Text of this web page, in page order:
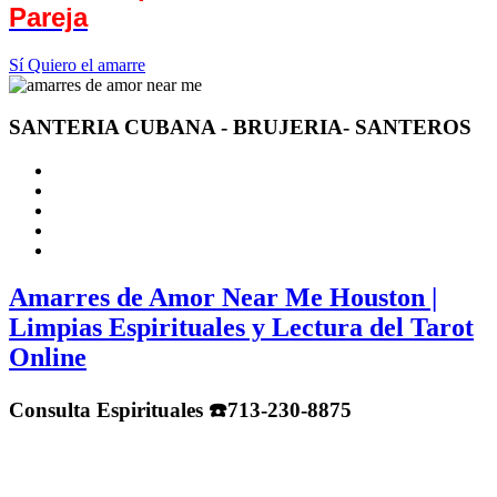
Pareja
Sí Quiero el amarre
SANTERIA CUBANA - BRUJERIA- SANTEROS
Amarres de Amor Near Me Houston |
Limpias Espirituales y Lectura del Tarot
Online
Consulta Espirituales ☎️713-230-8875